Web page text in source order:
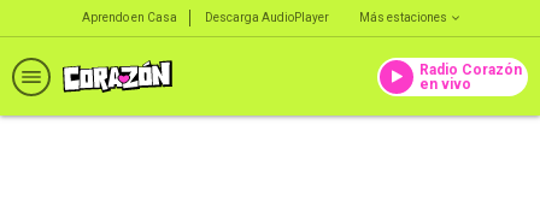
Aprendo en Casa Descarga AudioPlayer Más estaciones
Radio Corazón
en vivo